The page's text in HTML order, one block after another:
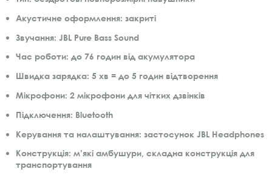
Акустичне оформлення: закриті
Звучання: JBL Pure Bass Sound
Час роботи: до 76 годин від акумулятора
Швидка зарядка: 5 хв = до 5 годин відтворення
Мікрофони: 2 мікрофони для чітких дзвінків
Підключення: Bluetooth
Керування та налаштування: застосунок JBL Headphones
Конструкція: м’які амбушури, складна конструкція для
транспортування